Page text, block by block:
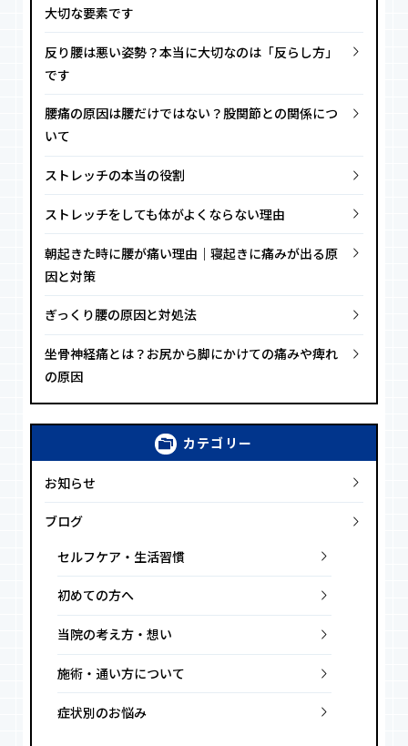
大切な要素です
反り腰は悪い姿勢？本当に大切なのは「反らし方」
です
腰痛の原因は腰だけではない？股関節との関係につ
いて
ストレッチの本当の役割
ストレッチをしても体がよくならない理由
朝起きた時に腰が痛い理由｜寝起きに痛みが出る原
因と対策
ぎっくり腰の原因と対処法
坐骨神経痛とは？お尻から脚にかけての痛みや痺れ
の原因
カテゴリー
お知らせ
ブログ
セルフケア・生活習慣
初めての方へ
当院の考え方・想い
施術・通い方について
症状別のお悩み